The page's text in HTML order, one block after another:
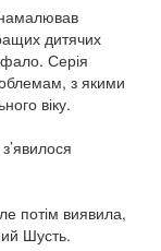
дитячих
Серія
з якими
віку.
потім виявила,
Шусть.